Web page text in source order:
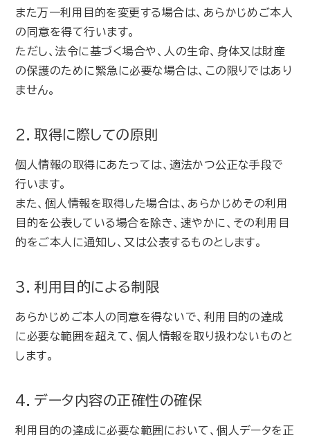
また万一利用目的を変更する場合は、あらかじめご本人
の同意を得て行います。
ただし、法令に基づく場合や、人の生命、身体又は財産
の保護のために緊急に必要な場合は、この限りではあり
ません。
2．取得に際しての原則
個人情報の取得にあたっては、適法かつ公正な手段で
行います。
また、個人情報を取得した場合は、あらかじめその利用
目的を公表している場合を除き、速やかに、その利用目
的をご本人に通知し、又は公表するものとします。
3．利用目的による制限
あらかじめご本人の同意を得ないで、利用目的の達成
に必要な範囲を超えて、個人情報を取り扱わないものと
します。
4．データ内容の正確性の確保
利用目的の達成に必要な範囲において、個人データを正